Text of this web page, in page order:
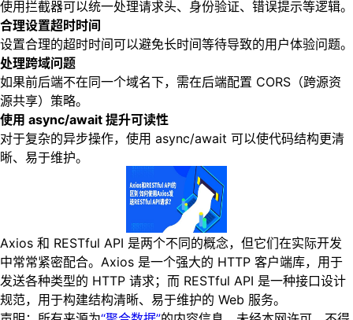
使用拦截器可以统一处理请求头、身份验证、错误提示等逻辑。
合理设置超时时间
设置合理的超时时间可以避免长时间等待导致的用户体验问题。
处理跨域问题
如果前后端不在同一个域名下，需在后端配置 CORS（跨源资
源共享）策略。
使用 async/await 提升可读性
对于复杂的异步操作，使用 async/await 可以使代码结构更清
晰、易于维护。
Axios 和 RESTful API 是两个不同的概念，但它们在实际开发
中常常紧密配合。Axios 是一个强大的 HTTP 客户端库，用于
发送各种类型的 HTTP 请求；而 RESTful API 是一种接口设计
规范，用于构建结构清晰、易于维护的 Web 服务。